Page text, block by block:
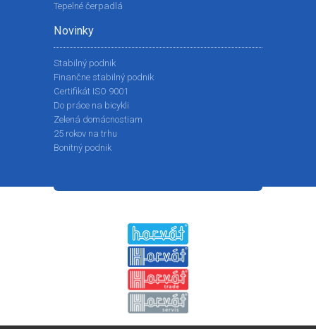
Tepelné čerpadlá
Novinky
Stabilný podnik
Finančne stabilný podnik
Certifikát ISO 9001
Do práce na bicykli
Zelená domácnostiam
25 rokov na trhu
Bonitný podnik